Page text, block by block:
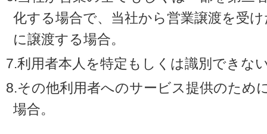
化する場合で、当社から営業譲渡を受
に譲渡する場合。
7.利用者本人を特定もしくは識別できな
8.その他利用者へのサービス提供のため
場合。